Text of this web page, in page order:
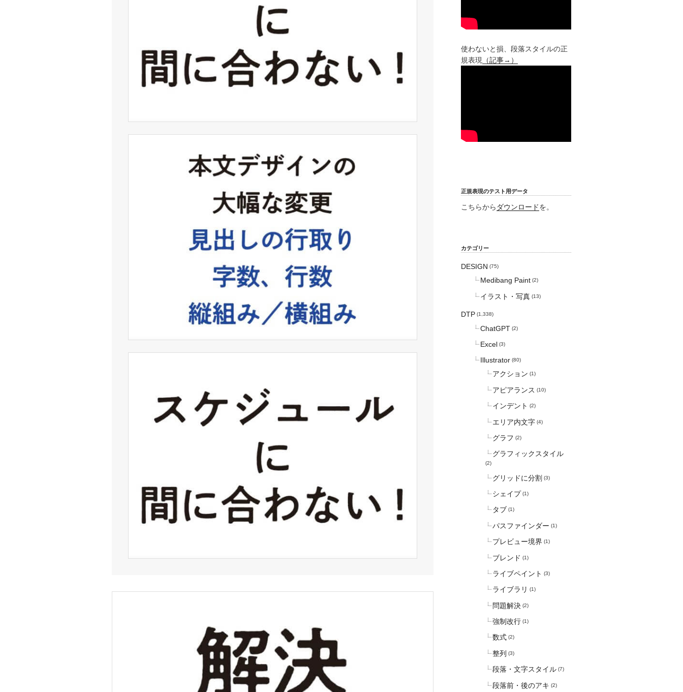
使わないと損、段落スタイルの正
規表現
（記事→）
正規表現のテスト用データ
こちらから ダウンロードを。
カテゴリー
DESIGN (75)
Medibang Paint (2)
イラスト・写真 (13)
DTP (1,338)
ChatGPT (2)
Excel (3)
Illustrator (80)
アクション (1)
アピアランス (10)
インデント (2)
エリア内文字 (4)
グラフ (2)
グラフィックスタイル
(2)
グリッドに分割 (3)
シェイプ (1)
タブ (1)
パスファインダー (1)
プレビュー境界 (1)
ブレンド (1)
ライブペイント (3)
ライブラリ (1)
問題解決 (2)
強制改行 (1)
数式 (2)
整列 (3)
段落・文字スタイル (7)
段落前・後のアキ (2)